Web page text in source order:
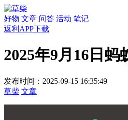
好物 文章 问答 活动 笔记
返利APP下载
2025年9月16日
发布时间：2025-09-15 16:35:49
草柴 文章